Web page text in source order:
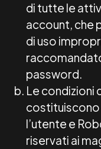
di tutte le
account, che
di uso
password.
Le condizioni
costituiscono
l’utente e
riservati ai